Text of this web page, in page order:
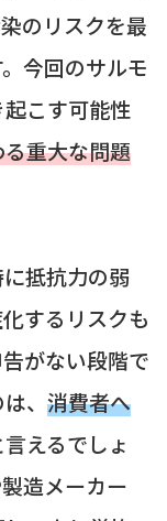
のリスクを最
今回のサルモ
こす可能性
重大な問題
抵抗力の弱
するリスクも
がない段階で
、 消費者へ
言えるでしょ
造メーカー